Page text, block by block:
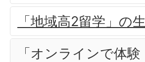
「地域高2留学」の
「オンラインで体